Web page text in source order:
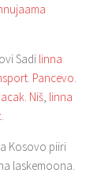
Sadi linna
. Pancevo.
. Niš, linna
.
Kosovo piiri
laskemoona.